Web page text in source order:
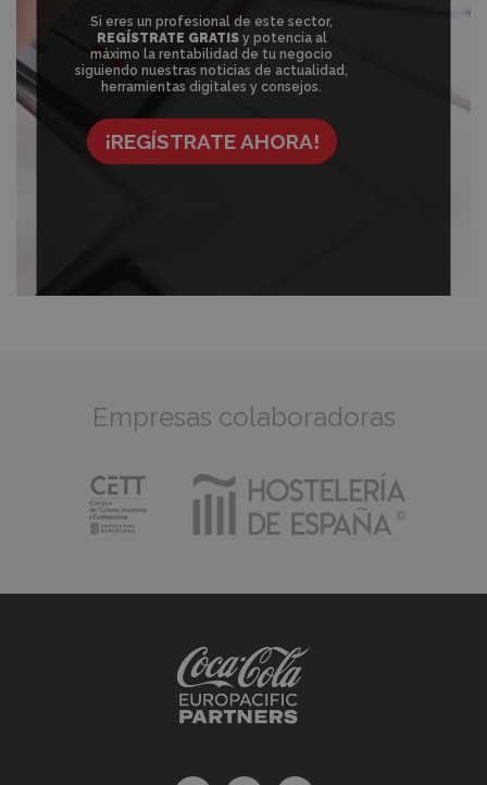
Si eres un profesional de este sector,
REGÍSTRATE GRATISy potencia al
máximo la rentabilidad de tu negocio
siguiendo nuestras noticias de actualidad,
herramientas digitales y consejos.
¡REGÍSTRATE AHORA!
Empresas colaboradoras